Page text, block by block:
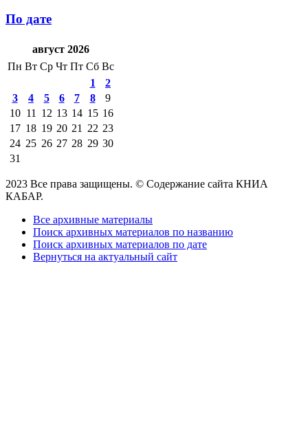
По дате
август 2026
Пн Вт Ср Чт Пт Сб Вс
1
2
3
4 5 6 7 8
9
10 11 12 13 14 15 16
17 18 19 20 21 22 23
24 25 26 27 28 29 30
31
2023 Все права защищены. © Содержание сайта КНИА
КАБАР.
Все архивные материалы
Поиск архивных материалов по названию
Поиск архивных материалов по дате
Вернуться на актуальный сайт